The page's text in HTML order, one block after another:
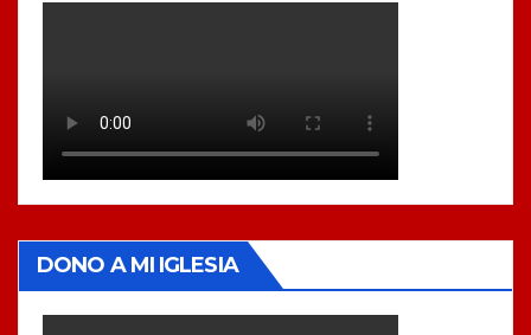
DONO A MI IGLESIA